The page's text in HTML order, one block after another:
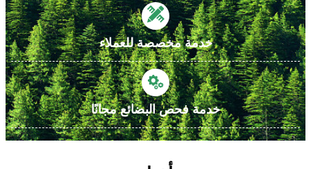

خدمة مخصصة للعملاء

خدمة فحص البضائع مجانًا